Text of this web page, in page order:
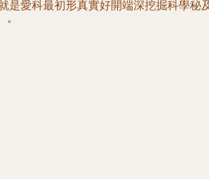
愛科最初形真實好開端深挖掘科學
”